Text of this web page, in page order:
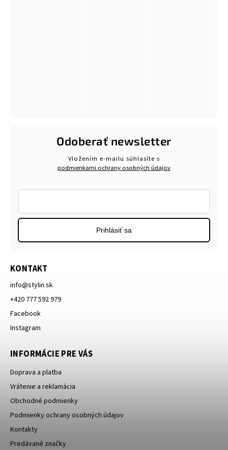
KONTAKT
info@stylin.sk
+420 777 592 979
Facebook
Instagram
INFORMÁCIE PRE VÁS
Doprava a platba
Vrátenie a reklamácia
Obchodné podmienky
Podmienky ochrany osobných údajov
Kontakty
Predávané značky
Odoberať newsletter
Vložením e-mailu súhlasíte s
podmienkami ochrany osobných údajov
Prihlásiť sa